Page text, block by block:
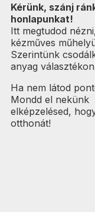
Kérünk, szánj
honlapunkat!
Itt megtudod
kézműves
Szerintünk
anyag
Ha nem látod
Mondd el nekünk
elképzelésed,
otthonát!